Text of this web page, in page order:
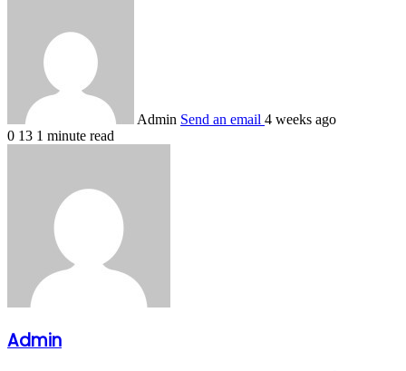
Admin Send an email 4 weeks ago
0 13 1 minute read
Admin